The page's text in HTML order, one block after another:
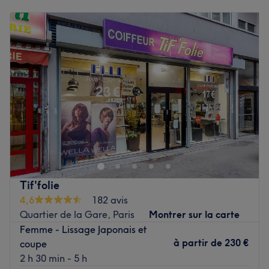
colorations.
La marque et produits utilisés : L’Oréal Professionnel.
Voir le salon
Mardi
10:00–19:00
Mercredi
19:00
Jeudi
11:00 –20:00
Vendredi
10:00–19:00
Samedi
10:00–18:00
Dimanche
Fermé
Solivans Hair est un salon de coiffure mixte situé dans le
5e arrondissement de Paris. Au sein de cet espace
beauté, vous pouvez profiter d'un espace lumineux pour
les soins techniques, mais également d'un espace intime
et calme à l'arrière du salon pour bénéficier de vos soins.
Transport public le plus proche
La station de métro Censier-Daubenton (ligne 7) est à six
minutes à pied.
L’équipe
Tif'folie
4,6
182 avis
Quartier de la Gare, Paris
Montrer sur la carte
Femme - Lissage Japonais et
coupe
2 h 30 min - 5 h
à partir de 230 €